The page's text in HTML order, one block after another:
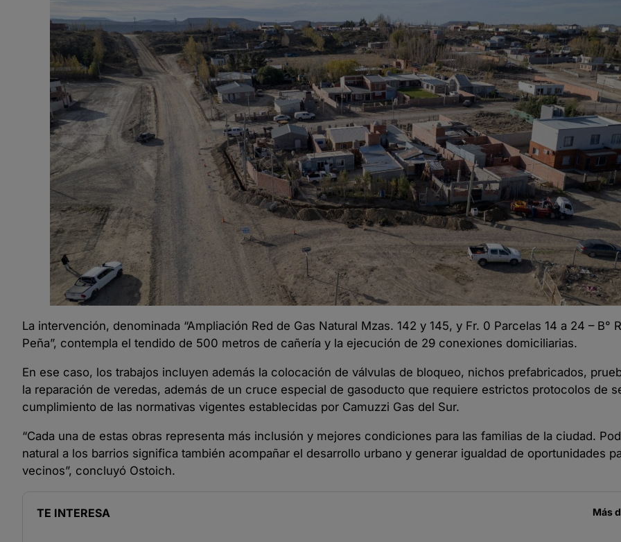
La intervención, denominada “Ampliación Red de Gas Natural Mzas. 142 y 145, y Fr. 0 Parcelas 14 a 24 – B°
Peña”, contempla el tendido de 500 metros de cañería y la ejecución de 29 conexiones domiciliarias.
En ese caso, los trabajos incluyen además la colocación de válvulas de bloqueo, nichos prefabricados,
la reparación de veredas, además de un cruce especial de gasoducto que requiere estrictos protocolos de
cumplimiento de las normativas vigentes establecidas por Camuzzi Gas del Sur.
“Cada una de estas obras representa más inclusión y mejores condiciones para las familias de la ciudad.
natural a los barrios significa también acompañar el desarrollo urbano y generar igualdad de oportunidades
vecinos”, concluyó Ostoich.
TE INTERESA Más